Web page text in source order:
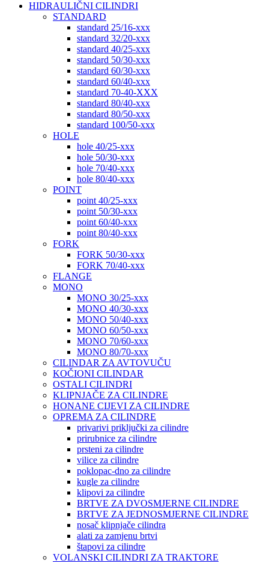
HIDRAULIČNI CILINDRI
STANDARD
standard 25/16-xxx
standard 32/20-xxx
standard 40/25-xxx
standard 50/30-xxx
standard 60/30-xxx
standard 60/40-xxx
standard 70-40-XXX
standard 80/40-xxx
standard 80/50-xxx
standard 100/50-xxx
HOLE
hole 40/25-xxx
hole 50/30-xxx
hole 70/40-xxx
hole 80/40-xxx
POINT
point 40/25-xxx
point 50/30-xxx
point 60/40-xxx
point 80/40-xxx
FORK
FORK 50/30-xxx
FORK 70/40-xxx
FLANGE
MONO
MONO 30/25-xxx
MONO 40/30-xxx
MONO 50/40-xxx
MONO 60/50-xxx
MONO 70/60-xxx
MONO 80/70-xxx
CILINDAR ZA AVTOVUČU
KOČIONI CILINDAR
OSTALI CILINDRI
KLIPNJAČE ZA CILINDRE
HONANE CIJEVI ZA CILINDRE
OPREMA ZA CILINDRE
privarivi priključki za cilindre
prirubnice za cilindre
prsteni za cilindre
vilice za cilindre
poklopac-dno za cilindre
kugle za cilindre
klipovi za cilindre
BRTVE ZA DVOSMJERNE CILINDRE
BRTVE ZA JEDNOSMJERNE CILINDRE
nosač klipnjače cilindra
alati za zamjenu brtvi
štapovi za cilindre
VOLANSKI CILINDRI ZA TRAKTORE